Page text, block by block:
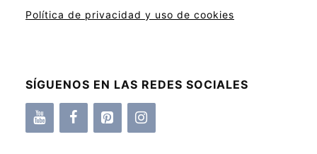
Política de privacidad y uso de cookies
SÍGUENOS EN LAS REDES SOCIALES